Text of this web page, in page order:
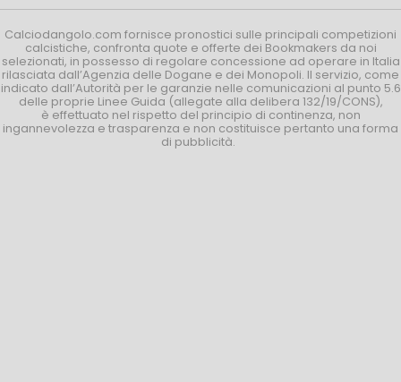
Calciodangolo.com fornisce pronostici sulle principali competizioni
calcistiche, confronta quote e offerte dei Bookmakers da noi
selezionati, in possesso di regolare concessione ad operare in Italia
rilasciata dall’Agenzia delle Dogane e dei Monopoli. Il servizio, come
indicato dall’Autorità per le garanzie nelle comunicazioni al punto 5.6
delle proprie Linee Guida (allegate alla delibera 132/19/CONS),
è effettuato nel rispetto del principio di continenza, non
ingannevolezza e trasparenza e non costituisce pertanto una forma
di pubblicità.